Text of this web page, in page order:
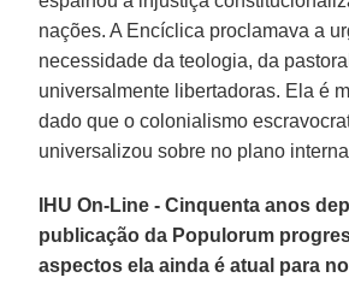
nações. A Encíclica proclamava a
necessidade da teologia, da
universalmente libertadoras. Ela é
dado que o colonialismo
universalizou sobre no plano
IHU On-Line - Cinquenta anos
publicação da Populorum
aspectos ela ainda é atual para